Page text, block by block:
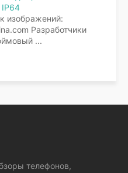
IP64
изображений:
Разработчики
...
телефонов,